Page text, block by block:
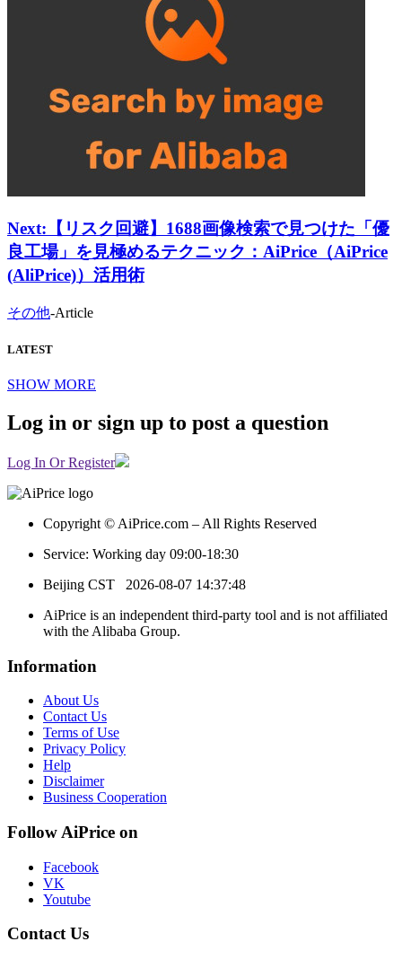
Next: 【リスク回避】1688画像検索で見つけた「優
良工場」を見極めるテクニック：AiPrice（AiPrice
(AliPrice)）活用術
その他-Article
LATEST
SHOW MORE
Log in or sign up to post a question
Log In Or Register
Copyright © AiPrice.com – All Rights Reserved
Service: Working day 09:00-18:30
Beijing CST 2026-08-07 14:37:48
AiPrice is an independent third-party tool and is not affiliated
with the Alibaba Group.
Information
About Us
Contact Us
Terms of Use
Privacy Policy
Help
Disclaimer
Business Cooperation
Follow AiPrice on
Facebook
VK
Youtube
Contact Us